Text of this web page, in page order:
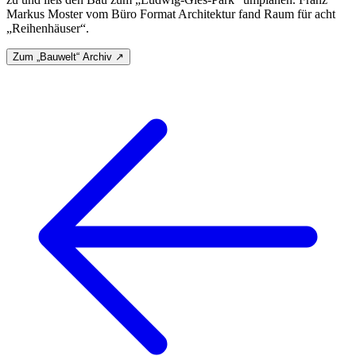
Markus Moster vom Büro Format Architektur fand Raum für acht
„Reihenhäuser“.
Zum „Bauwelt“ Archiv ↗